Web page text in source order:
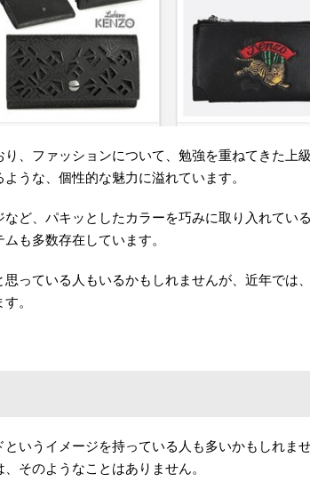
、ファッションについて、勉強を重ねてきた上
うな、個性的な魅力に溢れています。
ど、パキッとしたカラーを巧みに取り入れてい
も多数存在しています。
っている人もいるかもしれませんが、近年では
。
いうイメージを持っている人も多いかもしれませ
そのようなことはありません。